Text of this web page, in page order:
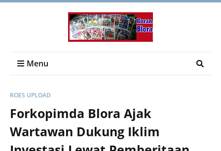
Menu
ROES UPLOAD
Forkopimda Blora Ajak
Wartawan Dukung Iklim